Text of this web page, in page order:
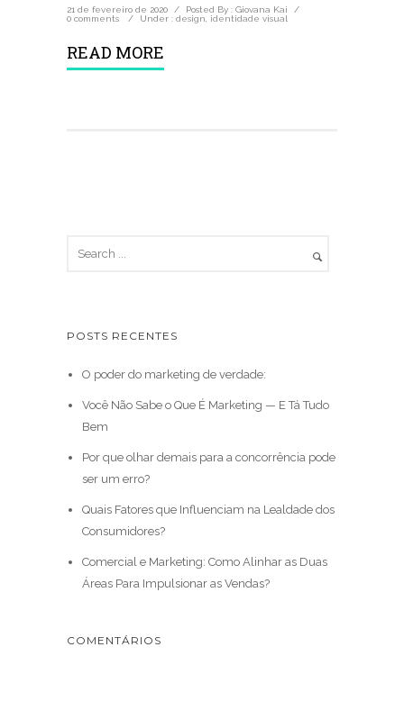
21 de fevereiro de 2020 / Posted By : Giovana Kai
/
0 comments
/ Under : design identidade visual
READ MORE
POSTS RECENTES
O poder do marketing de verdade:
Você Não Sabe o Que É Marketing — E Tá Tudo
Bem
Por que olhar demais para a concorrência pode
ser um erro?
Quais Fatores que Influenciam na Lealdade dos
Consumidores?
Comercial e Marketing: Como Alinhar as Duas
Áreas Para Impulsionar as Vendas?
COMENTÁRIOS